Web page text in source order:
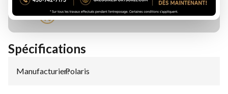
ÉVALUATION DE VOTRE ÉCHANGE
Spécifications
Manufacturier:
Polaris